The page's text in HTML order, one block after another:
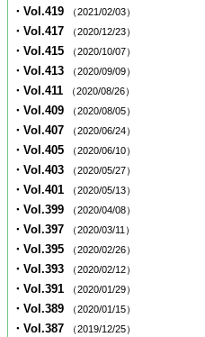
・Vol.419 （2021/02/03）
・Vol.417 （2020/12/23）
・Vol.415 （2020/10/07）
・Vol.413 （2020/09/09）
・Vol.411 （2020/08/26）
・Vol.409 （2020/08/05）
・Vol.407 （2020/06/24）
・Vol.405 （2020/06/10）
・Vol.403 （2020/05/27）
・Vol.401 （2020/05/13）
・Vol.399 （2020/04/08）
・Vol.397 （2020/03/11）
・Vol.395 （2020/02/26）
・Vol.393 （2020/02/12）
・Vol.391 （2020/01/29）
・Vol.389 （2020/01/15）
・Vol.387 （2019/12/25）